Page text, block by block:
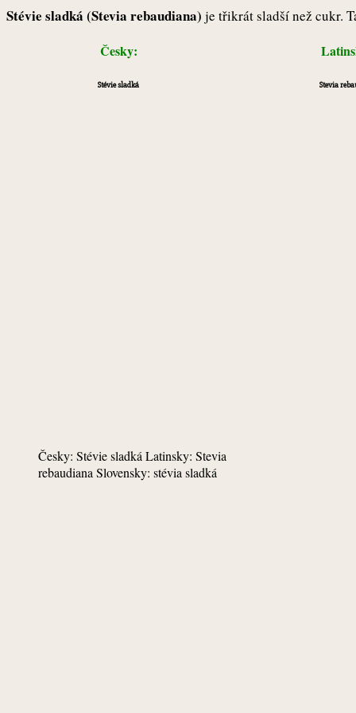
Stévie sladká (Stevia rebaudiana) je třikrát sladší než cukr.
Česky:
Stévie sladká Stevia
Česky: Stévie sladká Latinsky: Stevia
rebaudiana Slovensky: stévia sladká